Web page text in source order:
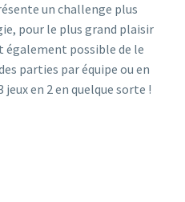
un challenge plus
pour le plus grand plaisir
également possible de le
parties par équipe ou en
jeux en 2 en quelque sorte !